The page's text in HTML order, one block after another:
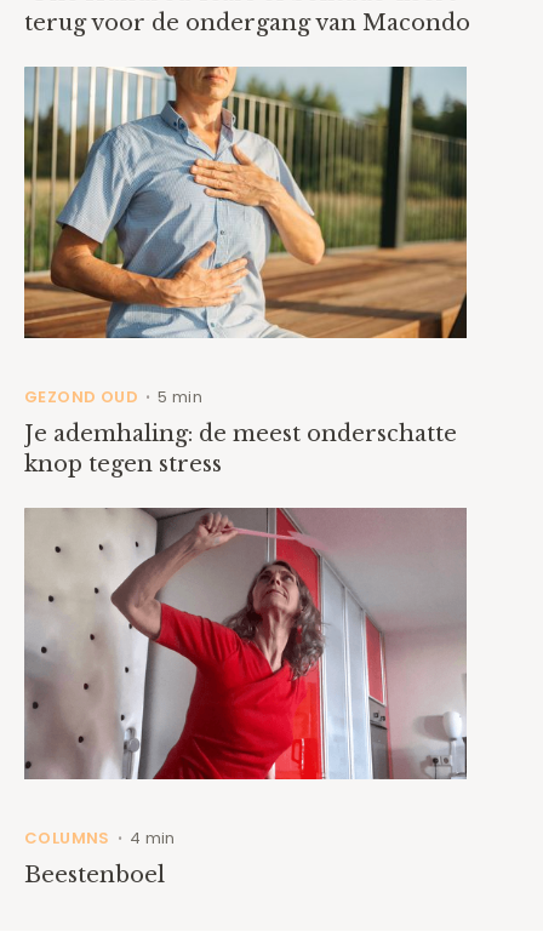
terug voor de ondergang van Macondo
GEZOND OUD • 5 min
Je ademhaling: de meest onderschatte
knop tegen stress
COLUMNS • 4 min
Beestenboel